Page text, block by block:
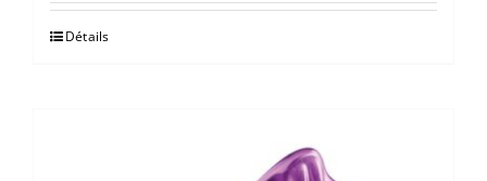
Détails